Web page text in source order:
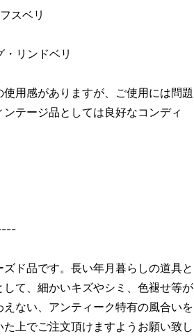
スベリ
リンドベリ
感がありますが、ご使用には問題
テージ品としては良好なコンディ
ド品です。長い年月暮らしの道具と
て、細かいキズやシミ、色褪せ等が
ない、アンティーク特有の風合いを
上でご注文頂けますようお願い致し